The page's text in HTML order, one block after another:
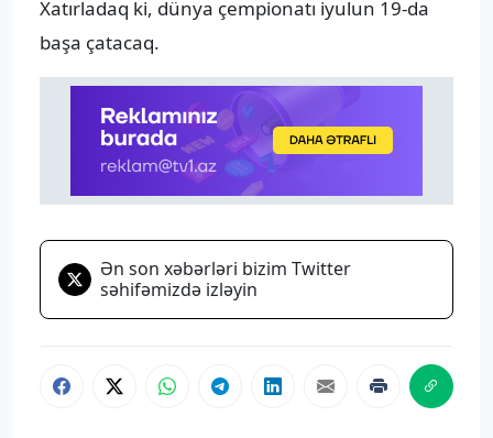
Xatırladaq ki, dünya çempionatı iyulun 19-da
başa çatacaq.
Ən son xəbərləri bizim Twitter
səhifəmizdə izləyin